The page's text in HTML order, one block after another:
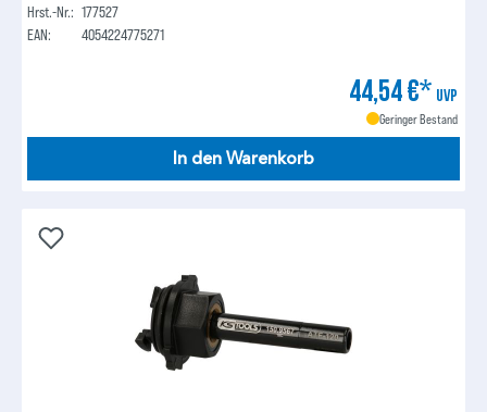
Hrst.-Nr.: 177527
EAN:
4054224775271
44,54 €* UVP
Geringer Bestand
In den Warenkorb